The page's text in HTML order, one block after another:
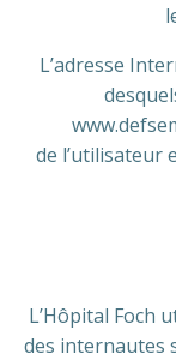
L’adresse
de l’utilisateur
L’Hôpital Foch
des internautes